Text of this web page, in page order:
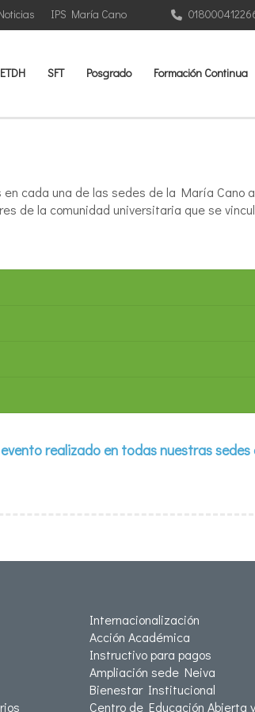
IPS María Cano
ETDH SFT Posgrado Formación Continua
cada una de las sedes de la María Cano
de la comunidad universitaria que se
realizado en todas nuestras sedes
Internacionalización
Acción Académica
Instructivo para pagos
Ampliación sede Neiva
Bienestar Institucional
Centro de Educación Abierta